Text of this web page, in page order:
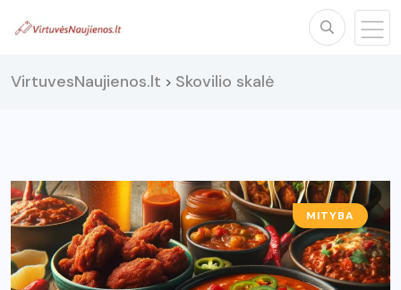
VirtuvesNaujienos.lt > Skovilio skalė
MITYBA